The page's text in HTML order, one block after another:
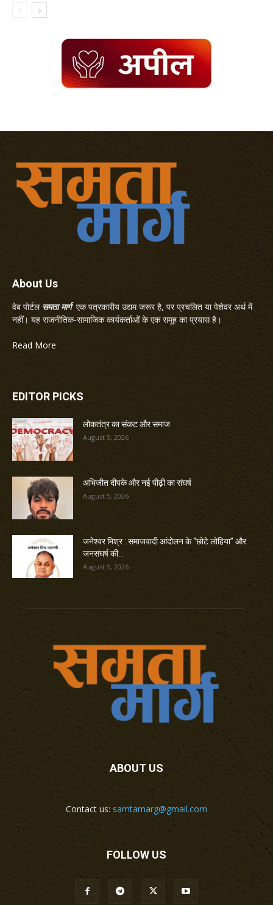
About Us
वेब पोर्टल समता मार्गएक पत्रकारीय उद्यम जरूर है, पर प्रचलित या पेशेवर अर्थ में
नहीं। यह राजनीतिक-सामाजिक कार्यकर्ताओं के एक समूह का प्रयास है।
Read More
EDITOR PICKS
लोकतंत्र का संकट और समाज
August 5, 2026
अभिजीत दीपके और नई पीढ़ी का संघर्ष
August 5, 2026
जनेश्वर मिश्र : समाजवादी आंदोलन के “छोटे लोहिया” और
जनसंघर्ष की...
August 5, 2026
ABOUT US
Contact us: samtamarg@gmail.com
FOLLOW US